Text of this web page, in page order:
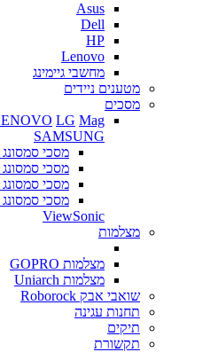
Asus
Dell
HP
Lenovo
מחשבי גיימינג
מטענים ניידים
מסכים
LG Mag
SAMSUNG
מסכי סמסונג 24 אינץ
מסכי סמסונג 27 אינץ
מסכי סמסונג 32-49 אינץ
מסכי סמסונג 4k
ViewSonic
מצלמות
מצלמות GOPRO
מצלמות Uniarch
שואבי אבק Roborock
תחנות עגינה
תיקים
תקשורת